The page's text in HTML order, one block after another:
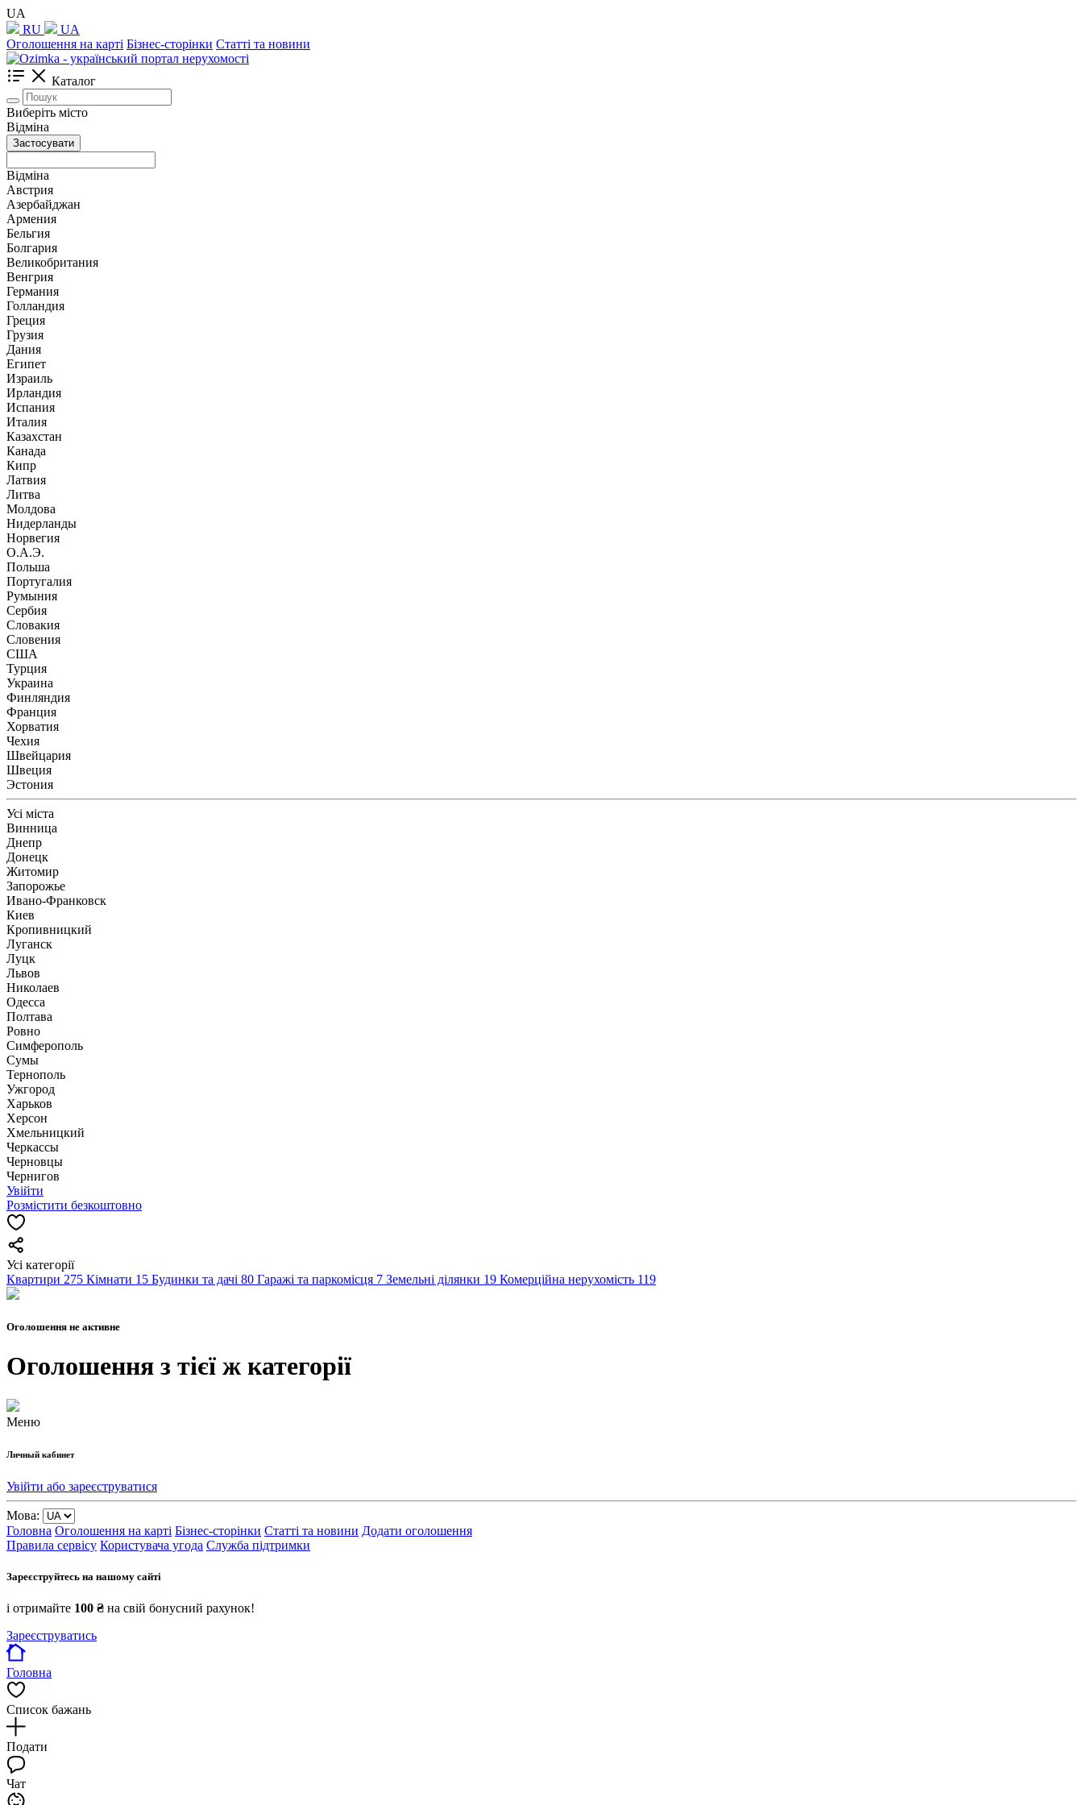
UA
RU
UA
Оголошення на карті Бізнес-сторінки Статті та новини
Каталог
Виберіть місто
Відміна
Застосувати
Відміна
Австрия
Азербайджан
Армения
Бельгия
Болгария
Великобритания
Венгрия
Германия
Голландия
Греция
Грузия
Дания
Египет
Израиль
Ирландия
Испания
Италия
Казахстан
Канада
Кипр
Латвия
Литва
Молдова
Нидерланды
Норвегия
О.А.Э.
Польша
Португалия
Румыния
Сербия
Словакия
Словения
США
Турция
Украина
Финляндия
Франция
Хорватия
Чехия
Швейцария
Швеция
Эстония
Усі міста
Винница
Днепр
Донецк
Житомир
Запорожье
Ивано-Франковск
Киев
Кропивницкий
Луганск
Луцк
Львов
Николаев
Одесса
Полтава
Ровно
Симферополь
Сумы
Тернополь
Ужгород
Харьков
Херсон
Хмельницкий
Черкассы
Чернoвцы
Чернигов
Увійти
Розмістити безкоштовно
Усі категорії
Квартири 275 Кімнати 15 Будинки та дачі 80 Гаражі та паркомісця 7 Земельні ділянки 19 Комерційна нерухомість 119
Оголошення не активне
Оголошення з тієї ж категорії
Меню
Личный кабинет
Увійти або зареєструватися
Мова:
Головна Оголошення на карті Бізнес-сторінки Статті та новини Додати оголошення
Правила сервісу Користувача угода Служба підтримки
Зареєструйтесь на нашому сайті
і отримайте 100 ₴ на свій бонусний рахунок!
Зареєструватись
Головна
Список бажань
Подати
Чат